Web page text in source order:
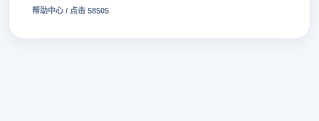
帮助中心 / 点击 58505